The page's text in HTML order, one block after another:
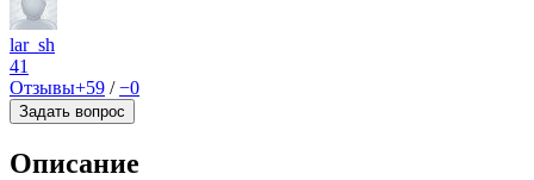
lar_sh
41
Отзывы+59 /−0
Задать вопрос
Описание